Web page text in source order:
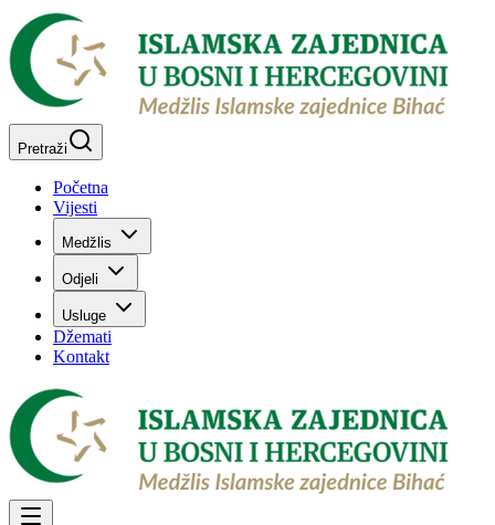
Pretraži
Početna
Vijesti
Medžlis
Odjeli
Usluge
Džemati
Kontakt